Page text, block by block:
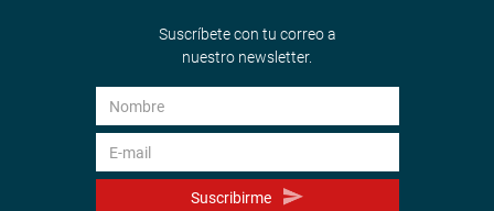
Suscríbete con tu correo a
nuestro newsletter.
Suscribirme